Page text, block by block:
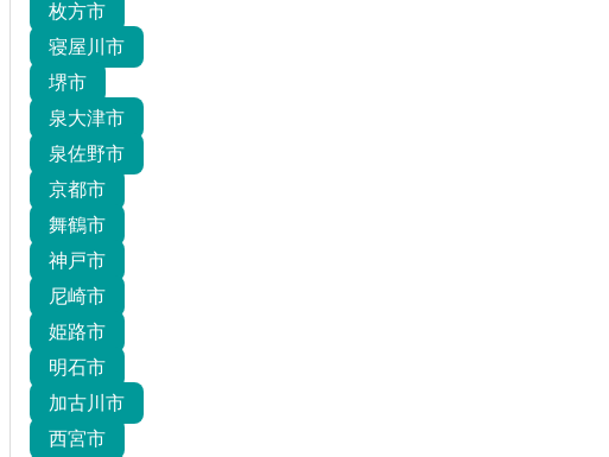
枚方市
寝屋川市
堺市
泉大津市
泉佐野市
京都市
舞鶴市
神戸市
尼崎市
姫路市
明石市
加古川市
西宮市